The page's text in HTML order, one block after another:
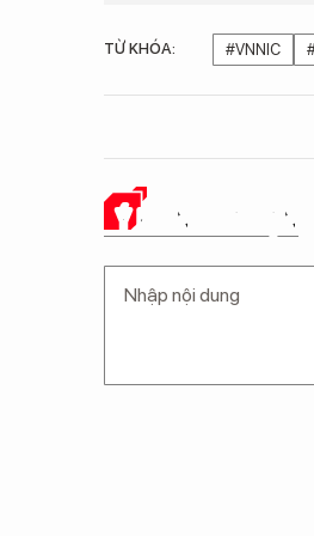
TỪ KHÓA: #VNNIC
Ý KIẾN CỦA BẠN